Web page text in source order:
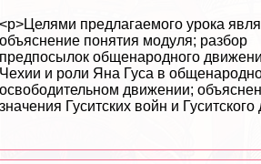
<p>Целями предлагаемого урока
объяснение понятия модуля; разбор
предпосылок общенародного
Чехии и роли Яна Гуса в
освободительном движении;
значения Гуситских войн и